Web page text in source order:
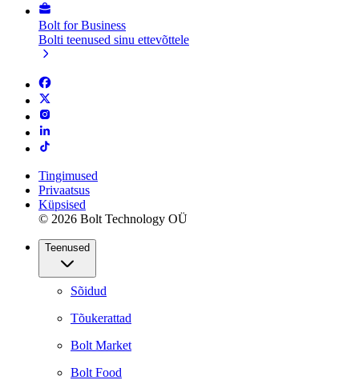
Bolt for Business
Bolti teenused sinu ettevõttele
Tingimused
Privaatsus
Küpsised
© 2026 Bolt Technology OÜ
Teenused
Sõidud
Tõukerattad
Bolt Market
Bolt Food